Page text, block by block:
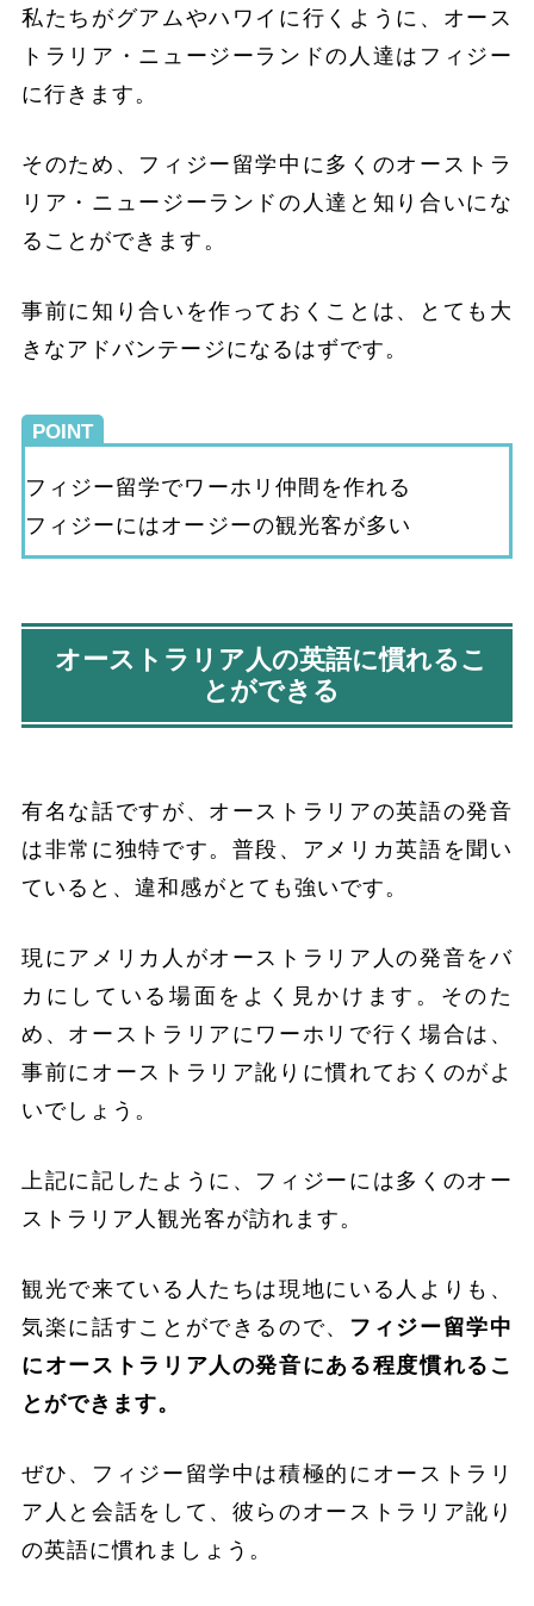
私たちがグアムやハワイに行くように、オース
トラリア・ニュージーランドの人達はフィジー
に行きます。
そのため、フィジー留学中に多くのオーストラ
リア・ニュージーランドの人達と知り合いにな
ることができます。
事前に知り合いを作っておくことは、とても大
きなアドバンテージになるはずです。
POINT
フィジー留学でワーホリ仲間を作れる
フィジーにはオージーの観光客が多い
オーストラリア人の英語に慣れるこ
とができる
有名な話ですが、オーストラリアの英語の発音
は非常に独特です。普段、アメリカ英語を聞い
ていると、違和感がとても強いです。
現にアメリカ人がオーストラリア人の発音をバ
カにしている場面をよく見かけます。そのた
め、オーストラリアにワーホリで行く場合は、
事前にオーストラリア訛りに慣れておくのがよ
いでしょう。
上記に記したように、フィジーには多くのオー
ストラリア人観光客が訪れます。
観光で来ている人たちは現地にいる人よりも、
気楽に話すことができるので、 フィジー留学中
にオーストラリア人の発音にある程度慣れるこ
とができます。
ぜひ、フィジー留学中は積極的にオーストラリ
ア人と会話をして、彼らのオーストラリア訛り
の英語に慣れましょう。